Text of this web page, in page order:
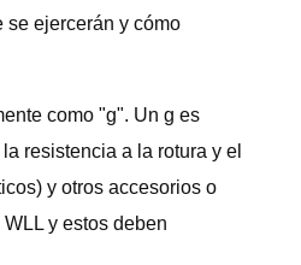
se ejercerán y cómo
como "g". Un g es
resistencia a la rotura y el
y otros accesorios o
y estos deben